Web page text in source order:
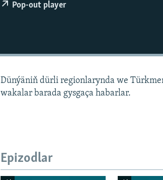
Pop-out player
Dünýäniň dürli regionlarynda we
wakalar barada gysgaça habarlar.
Epizodlar